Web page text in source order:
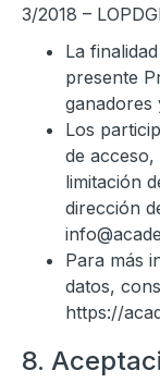
3/2018 –
La
presente
ganadores
Los
de
limitación
dirección
Para más
datos,
https://
8.